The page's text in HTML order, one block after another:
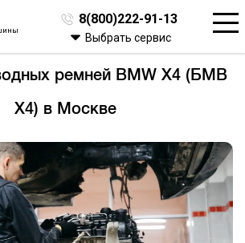
8(800)222-91-13
Выбрать сервис
ремней BMW X4 (БМВ
Х4) в Москве